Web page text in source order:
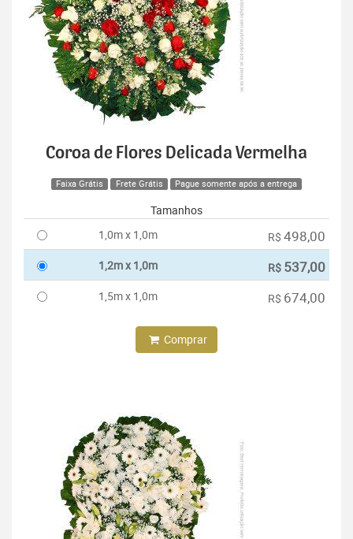
Coroa de Flores Delicada Vermelha
Faixa Grátis Frete Grátis Pague somente após a entrega
Tamanhos
1,0m x 1,0m
R$ 498,00
1,2m x 1,0m R$ 537,00
1,5m x 1,0m R$ 674,00
Comprar